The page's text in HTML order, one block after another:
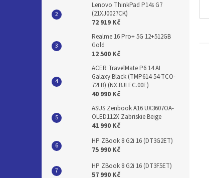
Lenovo ThinkPad P14s G7
(21XJ0027CK)
72 919 Kč
Realme 16 Pro+ 5G 12+512GB
Gold
12 500 Kč
ACER TravelMate P6 14 AI
Galaxy Black (TMP614-54-TCO-
72LB) (NX.BJLEC.00E)
40 990 Kč
ASUS Zenbook A16 UX3607OA-
OLED112X Zabriskie Beige
41 990 Kč
HP ZBook 8 G2i 16 (DT3G2ET)
75 990 Kč
HP ZBook 8 G2i 16 (DT3F5ET)
57 990 Kč